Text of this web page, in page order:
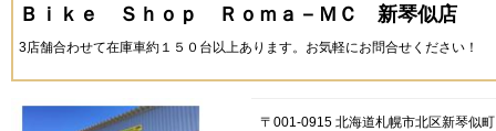
Ｂｉｋｅ Ｓｈｏｐ Ｒｏｍａ－ＭＣ 新琴似店
3店舗合わせて在庫車約１５０台以上あります。お気軽にお問合せください！
〒001-0915 北海道札幌市北区新琴似